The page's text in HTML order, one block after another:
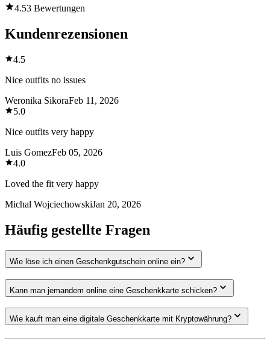
4.53 Bewertungen
Kundenrezensionen
4.5
Nice outfits no issues
Weronika SikoraFeb 11, 2026
5.0
Nice outfits very happy
Luis GomezFeb 05, 2026
4.0
Loved the fit very happy
Michal WojciechowskiJan 20, 2026
Häufig gestellte Fragen
Wie löse ich einen Geschenkgutschein online ein?
Kann man jemandem online eine Geschenkkarte schicken?
Wie kauft man eine digitale Geschenkkarte mit Kryptowährung?